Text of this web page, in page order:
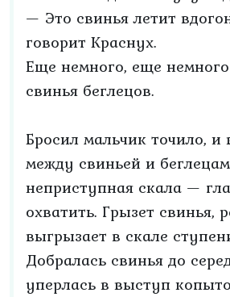
— Это свинья летит
говорит Краснух.
Еще немного, еще
свинья беглецов.
Бросил мальчик точило, и
между свиньей и
неприступная скала —
охватить. Грызет свинья,
выгрызает в скале
Добралась свинья до
уперлась в выступ